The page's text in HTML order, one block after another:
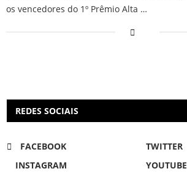
os vencedores do 1º Prêmio Alta …
REDES SOCIAIS
FACEBOOK
TWITTER
INSTAGRAM
YOUTUBE